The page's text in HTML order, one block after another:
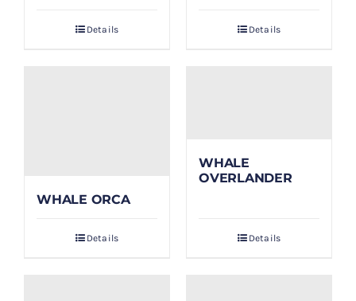
Details Details
WHALE ORCA
Details
WHALE
OVERLANDER
Details